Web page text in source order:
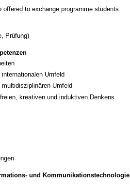
to exchange programme students.
Prüfung)
Umfeld
Umfeld
kreativen und induktiven Denkens
und Kommunikationstechnologie